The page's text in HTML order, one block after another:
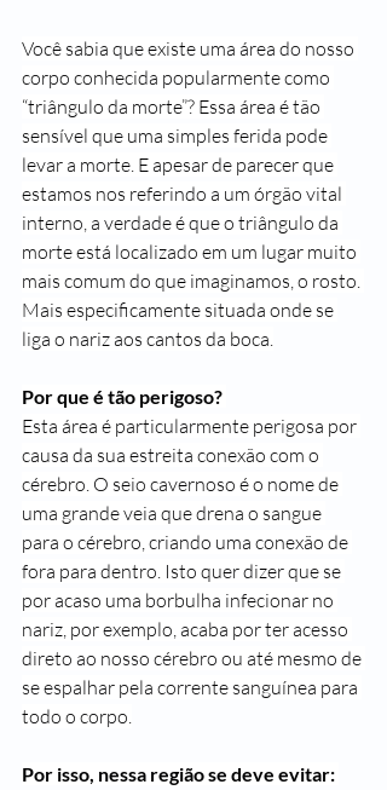
Você sabia que existe uma área do nosso
corpo conhecida popularmente como
“triângulo da morte”? Essa área é tão
sensível que uma simples ferida pode
levar a morte. E apesar de parecer que
estamos nos referindo a um órgão vital
interno, a verdade é que o triângulo da
morte está localizado em um lugar muito
mais comum do que imaginamos, o rosto.
Mais especificamente situada onde se
liga o nariz aos cantos da boca.
Por que é tão perigoso?
Esta área é particularmente perigosa por
causa da sua estreita conexão com o
cérebro. O seio cavernoso é o nome de
uma grande veia que drena o sangue
para o cérebro, criando uma conexão de
fora para dentro. Isto quer dizer que se
por acaso uma borbulha infecionar no
nariz, por exemplo, acaba por ter acesso
direto ao nosso cérebro ou até mesmo de
se espalhar pela corrente sanguínea para
todo o corpo.
Por isso, nessa região se deve evitar: